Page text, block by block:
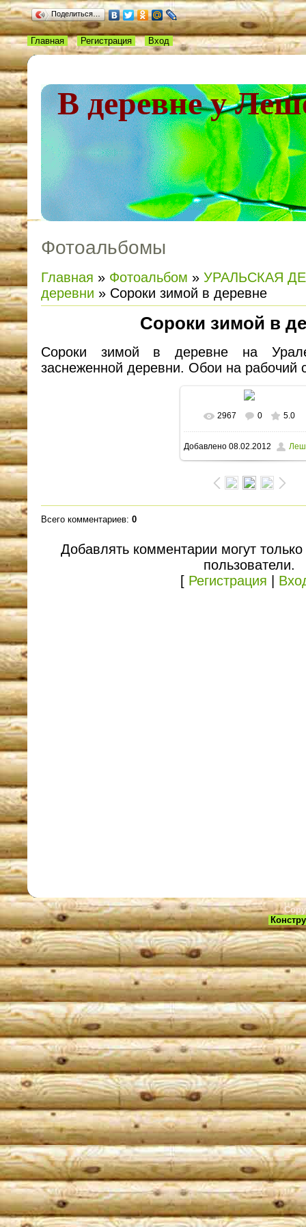
Поделиться…
В деревне у
Главная Регистрация Вход
Фотоальбомы
Главная » Фотоальбом » УРАЛЬСКАЯ
деревни » Сороки зимой в деревне
Сороки зимой в
Сороки зимой в деревне на
заснеженной деревни. Обои на рабочий
В реальном размере
1600x1200/ 168.0Kb
2967 0 5.0
Добавлено08.02.2012
Всего комментариев: 0
Добавлять комментарии могут
пользователи.
[ Регистрация